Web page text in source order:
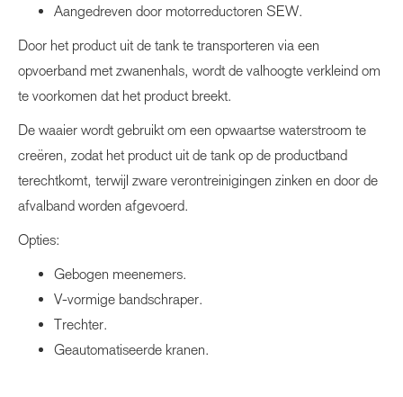
Aangedreven door motorreductoren SEW.
Door het product uit de tank te transporteren via een
opvoerband met zwanenhals, wordt de valhoogte verkleind om
te voorkomen dat het product breekt.
De waaier wordt gebruikt om een opwaartse waterstroom te
creëren, zodat het product uit de tank op de productband
terechtkomt, terwijl zware verontreinigingen zinken en door de
afvalband worden afgevoerd.
Opties:
Gebogen meenemers.
V-vormige bandschraper.
Trechter.
Geautomatiseerde kranen.